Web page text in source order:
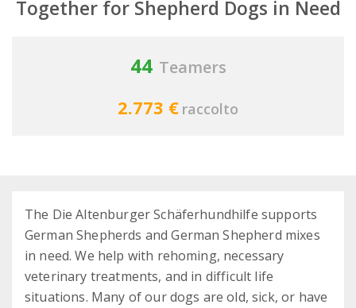
Together for Shepherd Dogs in Need
44 Teamers
2.773 € raccolto
The Die Altenburger Schäferhundhilfe supports
German Shepherds and German Shepherd mixes
in need. We help with rehoming, necessary
veterinary treatments, and in difficult life
situations. Many of our dogs are old, sick, or have